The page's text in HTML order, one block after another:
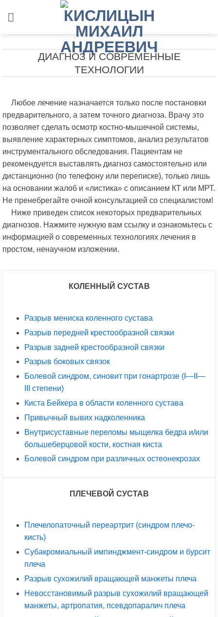
ДИАГНОЗ И СОВРЕМЕННЫЕ
ТЕХНОЛОГИИ
Любое лечение назначается только после постановки
предварительного, а затем точного диагноза. Врачу это
позволяет сделать осмотр костно-мышечной системы,
выявление характерных симптомов, анализ результатов
инструментального обследования. Пациентам не
рекомендуется выставлять диагноз самостоятельно или
дистанционно (по телефону или переписке), только лишь
на основании жалоб и «листика» с описанием КТ или МРТ.
Не пренебрегайте очной консультацией со специалистом!
Ниже приведен список некоторых предварительных
диагнозов. Нажмите нужную вам ссылку и ознакомьтесь с
информацией о современных технологиях лечения в
простом, ненаучном изложении.
КОЛЕННЫЙ СУСТАВ
Разрыв мениска коленного сустава
Разрыв передней крестообразной связки
Разрыв задней крестообразной связки
Разрыв боковых связок
Болевой синдром, синовит при гонартрозе (I —II —
степени)
Киста Бейкера в области коленного сустава
Привычный вывих надколенника
Внутрисуставные переломы мыщелка бедра и/или
большеберцовой кости, костная киста
Болевой синдром при различных остеонекрозах
ПЛЕЧЕВОЙ СУСТАВ
Плечелопаточный переартрит (синдром плечо-
кисть)
Субакромиальный импинджмент-синдром и бурсит
плеча
Разрыв сухожилий вращающей манжеты плеча
Невосстановимый разрыв сухожилий вращающей
манжеты, артропатия, псевдопаралич плеча